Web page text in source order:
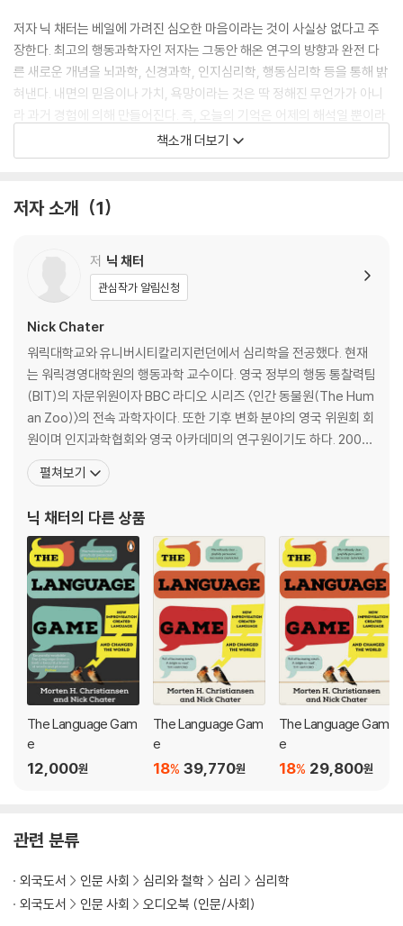
저자 닉 채터는 베일에 가려진 심오한 마음이라는 것이 사실상 없다고 주
장한다. 최고의 행동과학자인 저자는 그동안 해온 연구의 방향과 완전 다
른 새로운 개념을 뇌과학, 신경과학, 인지심리학, 행동심리학 등을 통해 밝
혀낸다. 내면의 믿음이나 가치, 욕망이라는 것은 딱 정해진 무언가가 아니
라 과거 경험에 의해 만들어진다. 즉, 오늘의 기억은 어제의 해석일 뿐이라
는 것이다. 그래서 인간은 내면 기저에 있는 어떤 것에 영향을 받아서 행동
한다기보다 스스로 계속해서 정체성을 만들고 끊임없이 즉흥적으로 행동
리까지도 영향을 끼친다.
을 이해하는 완전히 새로운 지평을 제시한다. 자신의 꼬인 마음을 해결하
려 애쓰는 대신 삶을 알아가는 창조적인 프로젝트에 더 집중해야 한다. 우
할 수 있을까? 어떻게 해야 문제를 해결할 수 있을까? 내면에서 정답을 찾
아야 한다는 생각에서 벗어나야 한다. 자신의 내면을 찾는 일은 비효율적
일 뿐이다. 무의식을 버림으로써 우리는 삶을 재구성할 수 있다.
In a radical reinterpretation of how the mind works, an em
inent behavioral scientist reveals the illusion of mental d
epth
nterpret human motivation and decision making. The assumpt
ion is that below a mental "surface" of conscious awareness li
es a deep and complex set of inner beliefs, values, and desire
s that govern our thoughts, ideas, and actions, and that to kno
w this depth is to know ourselves.
In this profoundly original book, behavioral scientist Nick Chat
er contends just the opposite: rather than being the plaything
of unconscious currents, the brain generates behaviors in the
moment based entirely on our past experiences. Engaging th
e listener with eye-opening experiments, the author first de
molishes our intuitive sense of how our mind works, then argu
책소개 더보기
저자 소개 1
저 닉 채터
관심작가 알림신청
Nick Chater
워릭대학교와 유니버시티칼리지런던에서 심리학을 전공했다. 현재
는 워릭경영대학원의 행동과학 교수이다. 영국 정부의 행동 통찰력팀
(BIT)의 자문위원이자 BBC 라디오 시리즈 〈인간 동물원(The Hum
an Zoo)〉의 전속 과학자이다. 또한 기후 변화 분야의 영국 위원회 회
원이며 인지과학협회와 영국 아카데미의 연구원이기도 하다. 200개
가 넘는 출판물을 냈으며 심리 연구 부문에서 4개의 상을 받았다. 인
지과학, 심리학 관련 여러 과학 저널의 부편집장을 역임했다. 저서로
력(Empiricism and Langu
펼쳐보기
닉 채터의 다른 상품
The Language Gam
e
12,000원
The Language Gam
e
39,770원
18%
The Language Gam
e
29,800원
18%
관련 분류
외국도서 인문 사회 심리와 철학 심리
심리학
외국도서
인문 사회 오디오북 (인문/사회)